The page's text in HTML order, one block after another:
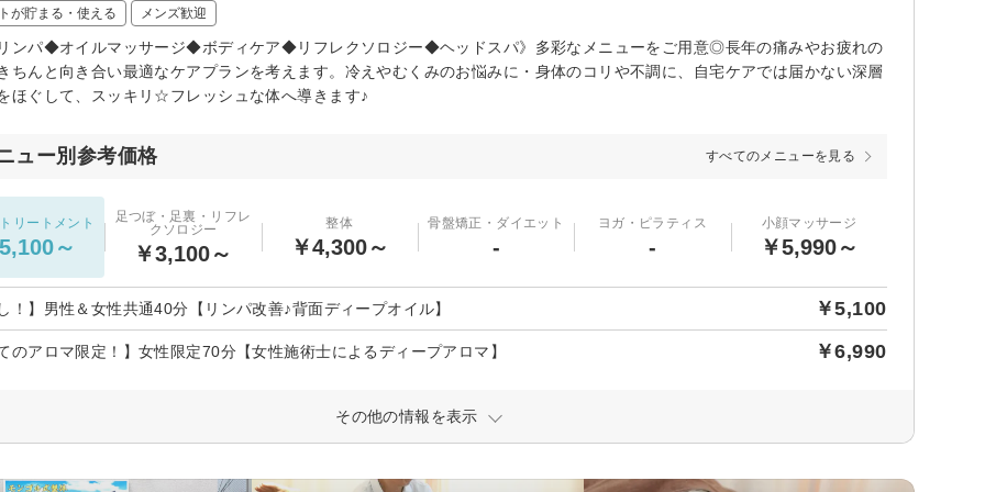
が貯まる・使える メンズ歓迎
ンパ◆オイルマッサージ◆ボディケア◆リフレクソロジー◆ヘッドスパ》多彩なメニューをご用意◎長年の痛みやお疲れの
ちんと向き合い最適なケアプランを考えます。冷えやむくみのお悩みに・身体のコリや不調に、自宅ケアでは届かない深層
ほぐして、スッキリ☆フレッシュな体へ導きます♪
ュー別参考価格 すべてのメニューを見る
リートメント
～
足つぼ・足裏・リフレ
クソロジー
￥3,100～
整体
￥4,300～
骨盤矯正・ダイエット
-
ヨガ・ピラティス
-
小顔マッサージ
￥5,990～
！】男性＆女性共通40分【リンパ改善♪背面ディープオイル】 ￥5,100
のアロマ限定！】女性限定70分【女性施術士によるディープアロマ】 ￥6,990
その他の情報を表示